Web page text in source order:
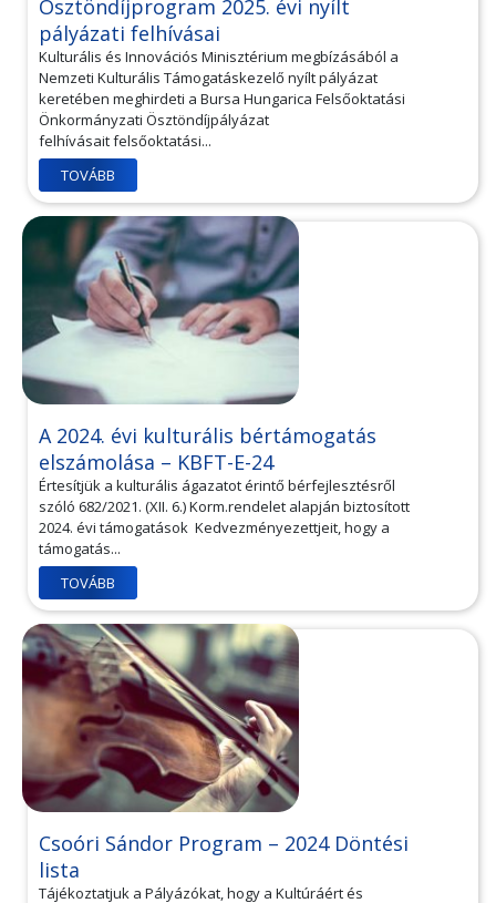
Ösztöndíjprogram 2025. évi nyílt
pályázati felhívásai
Kulturális és Innovációs Minisztérium megbízásából a
Nemzeti Kulturális Támogatáskezelő nyílt pályázat
keretében meghirdeti a Bursa Hungarica Felsőoktatási
Önkormányzati Ösztöndíjpályázat
felhívásait felsőoktatási...
TOVÁBB
A 2024. évi kulturális bértámogatás
elszámolása – KBFT-E-24
Értesítjük a kulturális ágazatot érintő bérfejlesztésről
szóló 682/2021. (XII. 6.) Korm.rendelet alapján biztosított
2024. évi támogatások Kedvezményezettjeit, hogy a
támogatás...
TOVÁBB
Csoóri Sándor Program – 2024 Döntési
lista
Tájékoztatjuk a Pályázókat, hogy a Kultúráért és